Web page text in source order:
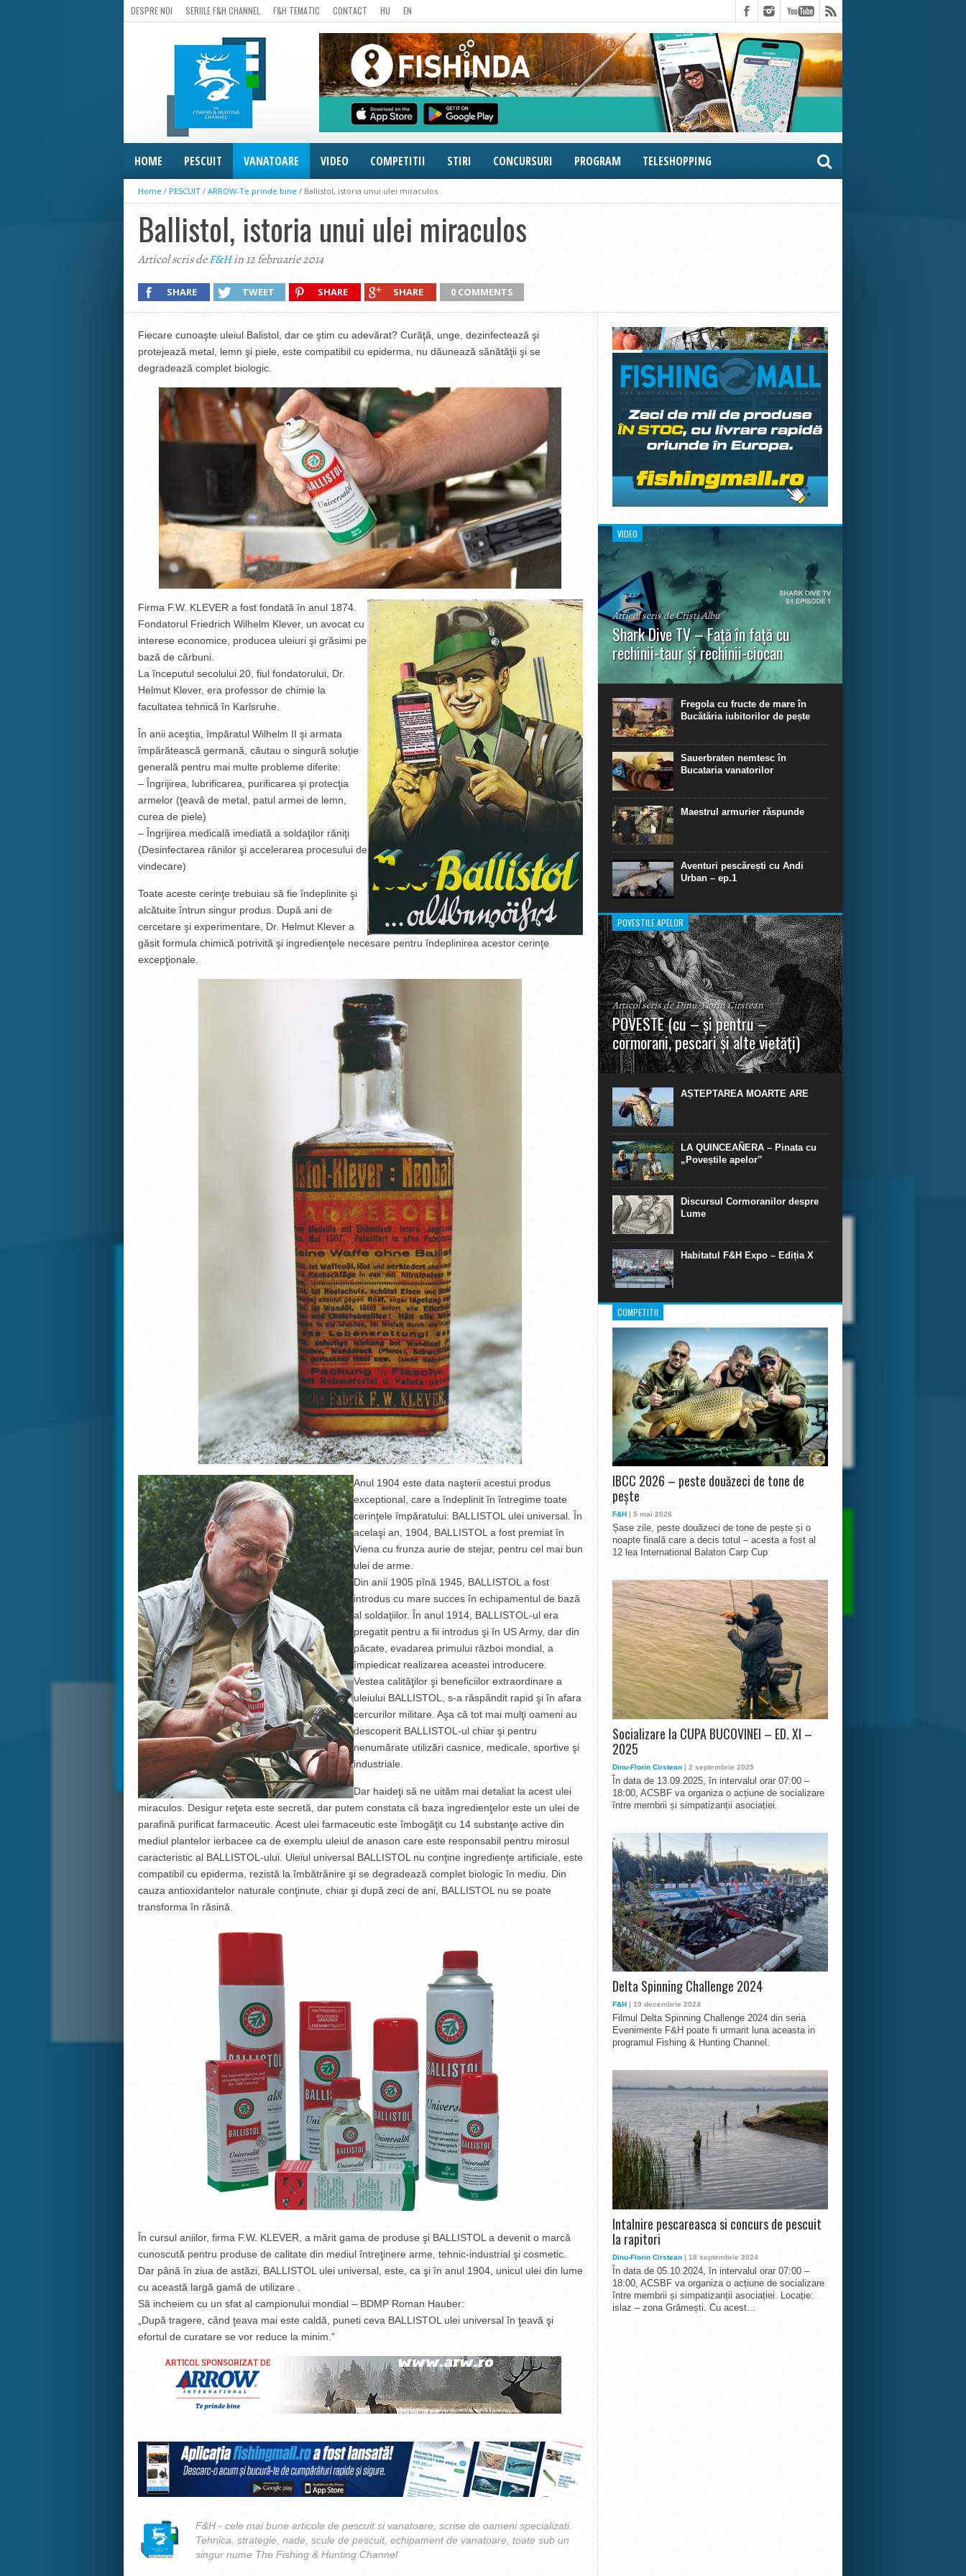
DESPRE NOI SERIILE F&H CHANNEL F&H TEMATIC CONTACT HU EN
HOME PESCUIT VANATOARE VIDEO COMPETITII STIRI CONCURSURI PROGRAM TELESHOPPING
Home / PESCUIT / ARROW-Te prinde bine / Ballistol, istoria unui ulei miraculos
Ballistol, istoria unui ulei miraculos
Articol scris deF&Hin 12 februarie 2014
SHARE TWEET SHARE SHARE 0 COMMENTS
Fiecare cunoaşte uleiul Balistol, dar ce ştim cu adevărat? Curăţă, unge, dezinfectează şi
protejează metal, lemn şi piele, este compatibil cu epiderma, nu dăunează sănătăţii şi se
degradează complet biologic.
Firma F.W. KLEVER a fost fondată în anul 1874.
Fondatorul Friedrich Wilhelm Klever, un avocat cu
interese economice, producea uleiuri şi grăsimi pe
bază de cărbuni.
La începutul secolului 20, fiul fondatorului, Dr.
Helmut Klever, era professor de chimie la
facultatea tehnică în Karlsruhe.
În anii aceştia, împăratul Wilhelm II şi armata
împărătească germană, căutau o singură soluţie
generală pentru mai multe probleme diferite:
– Îngrijirea, lubrificarea, purificarea şi protecţia
armelor (ţeavă de metal, patul armei de lemn,
curea de piele)
– Îngrijirea medicală imediată a soldaţilor răniţi
(Desinfectarea rănilor şi accelerarea procesului de
vindecare)
Toate aceste cerinţe trebuiau să fie îndeplinite şi
alcătuite întrun singur produs. După ani de
cercetare şi experimentare, Dr. Helmut Klever a
găsit formula chimică potrivită şi ingredienţele necesare pentru îndeplinirea acestor cerinţe
excepţionale.
Anul 1904 este data naşterii acestui produs
exceptional, care a îndeplinit în întregime toate
cerinţele împăratului: BALLISTOL ulei universal. În
acelaşi an, 1904, BALLISTOL a fost premiat în
Viena cu frunza aurie de stejar, pentru cel mai bun
ulei de arme.
Din anii 1905 pînă 1945, BALLISTOL a fost
introdus cu mare succes în echipamentul de bază
al soldaţiilor. În anul 1914, BALLISTOL-ul era
pregatit pentru a fii introdus şi în US Army, dar din
păcate, evadarea primului război mondial, a
împiedicat realizarea aceastei introducere.
Vestea calităţilor şi beneficiilor extraordinare a
uleiului BALLISTOL, s-a răspândit rapid şi în afara
cercurilor militare. Aşa că tot mai mulţi oameni au
descoperit BALLISTOL-ul chiar şi pentru
nenumărate utilizări casnice, medicale, sportive şi
industriale.
Dar haideţi să ne uităm mai detaliat la acest ulei
miraculos. Desigur reţeta este secretă, dar putem constata că baza ingredienţelor este un ulei de
parafină purificat farmaceutic. Acest ulei farmaceutic este îmbogăţit cu 14 substanţe active din
mediul plantelor ierbacee ca de exemplu uleiul de anason care este responsabil pentru mirosul
caracteristic al BALLISTOL-ului. Uleiul universal BALLISTOL nu conţine ingredienţe artificiale, este
compatibil cu epiderma, rezistă la îmbătrânire şi se degradează complet biologic în mediu. Din
cauza antioxidantelor naturale conţinute, chiar şi după zeci de ani, BALLISTOL nu se poate
transforma în răsină.
În cursul aniilor, firma F.W. KLEVER, a mărit gama de produse şi BALLISTOL a devenit o marcă
cunoscută pentru produse de calitate din mediul întreţinere arme, tehnic-industrial şi cosmetic.
Dar până în ziua de astăzi, BALLISTOL ulei universal, este, ca şi în anul 1904, unicul ulei din lume
cu această largă gamă de utilizare .
Să incheiem cu un sfat al campionului mondial – BDMP Roman Hauber:
„După tragere, când ţeava mai este caldă, puneti ceva BALLISTOL ulei universal în ţeavă şi
efortul de curatare se vor reduce la minim.”
F&H - cele mai bune articole de pescuit si vanatoare, scrise de oameni specializati.
Tehnica, strategie, nade, scule de pescuit, echipament de vanatoare, toate sub un
singur nume The Fishing & Hunting Channel
VIDEO
Articol scris de Cristi Albu
Shark Dive TV – Față în față cu
rechinii-taur și rechinii-ciocan
În primul episod din Shark Dive TV, telespectatorii
extraordinare de scufundare cu rechini.
Fregola cu fructe de mare în
Bucătăria iubitorilor de pește
Sauerbraten nemtesc în
Bucataria vanatorilor
Maestrul armurier răspunde
Aventuri pescărești cu Andi
Urban – ep.1
POVESTILE APELOR
Articol scris de Dinu-Florin Cirstean
POVESTE (cu – și pentru –
cormorani, pescari și alte vietăți)
”La urma urmei, cred că legendele și miturile sunt
în mare parte făcute din „adevăr”.“ R. R. Tolkien.
AȘTEPTAREA MOARTE ARE
LA QUINCEAÑERA – Pinata cu
„Poveștile apelor‟
Discursul Cormoranilor despre
Lume
Habitatul F&H Expo – Ediția X
COMPETITII
IBCC 2026 – peste douăzeci de tone de
pește
F&H | 5 mai 2026
Șase zile, peste douăzeci de tone de pește și o
noapte finală care a decis totul – acesta a fost al
12 lea International Balaton Carp Cup
Socializare la CUPA BUCOVINEI – ED. XI –
2025
Dinu-Florin Cirstean | 2 septembrie 2025
În data de 13.09.2025, în intervalul orar 07:00 –
18:00, ACSBF va organiza o acțiune de socializare
între membrii și simpatizanții asociației.
Delta Spinning Challenge 2024
F&H | 19 decembrie 2024
Filmul Delta Spinning Challenge 2024 din seria
Evenimente F&H poate fi urmarit luna aceasta in
programul Fishing & Hunting Channel.
Intalnire pescareasca si concurs de pescuit
la rapitori
Dinu-Florin Cirstean | 18 septembrie 2024
În data de 05.10.2024, în intervalul orar 07:00 –
18:00, ACSBF va organiza o acțiune de socializare
între membrii și simpatizanții asociației. Locație:
islaz – zona Grămești. Cu acest...